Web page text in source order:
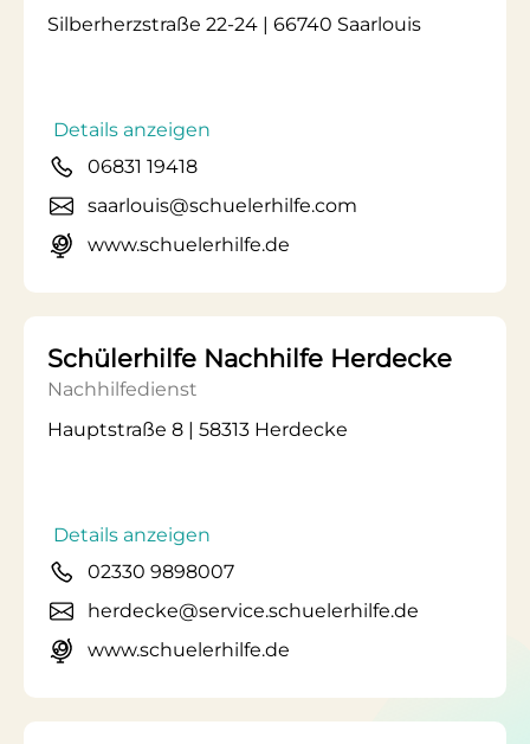
Silberherzstraße 22-24 | 66740 Saarlouis
Details anzeigen
06831 19418
saarlouis@schuelerhilfe.com
www.schuelerhilfe.de
Schülerhilfe Nachhilfe Herdecke
Nachhilfedienst
Hauptstraße 8 | 58313 Herdecke
Details anzeigen
02330 9898007
herdecke@service.schuelerhilfe.de
www.schuelerhilfe.de